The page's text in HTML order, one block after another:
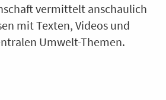
vermittelt anschaulich
mit Texten, Videos und
Umwelt-Themen.